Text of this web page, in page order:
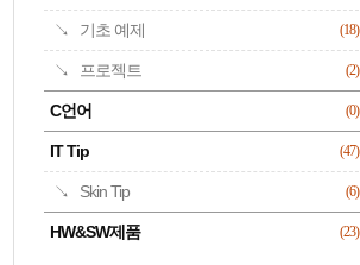
기초 예제 (18)
프로젝트 (2)
C언어 (0)
IT Tip (47)
Skin Tip (6)
HW&SW제품 (23)